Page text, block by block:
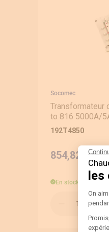
les
On
Socomec
Transformateur
to 816 5000A/
192T4850
1
854,82 €
En stock expédié